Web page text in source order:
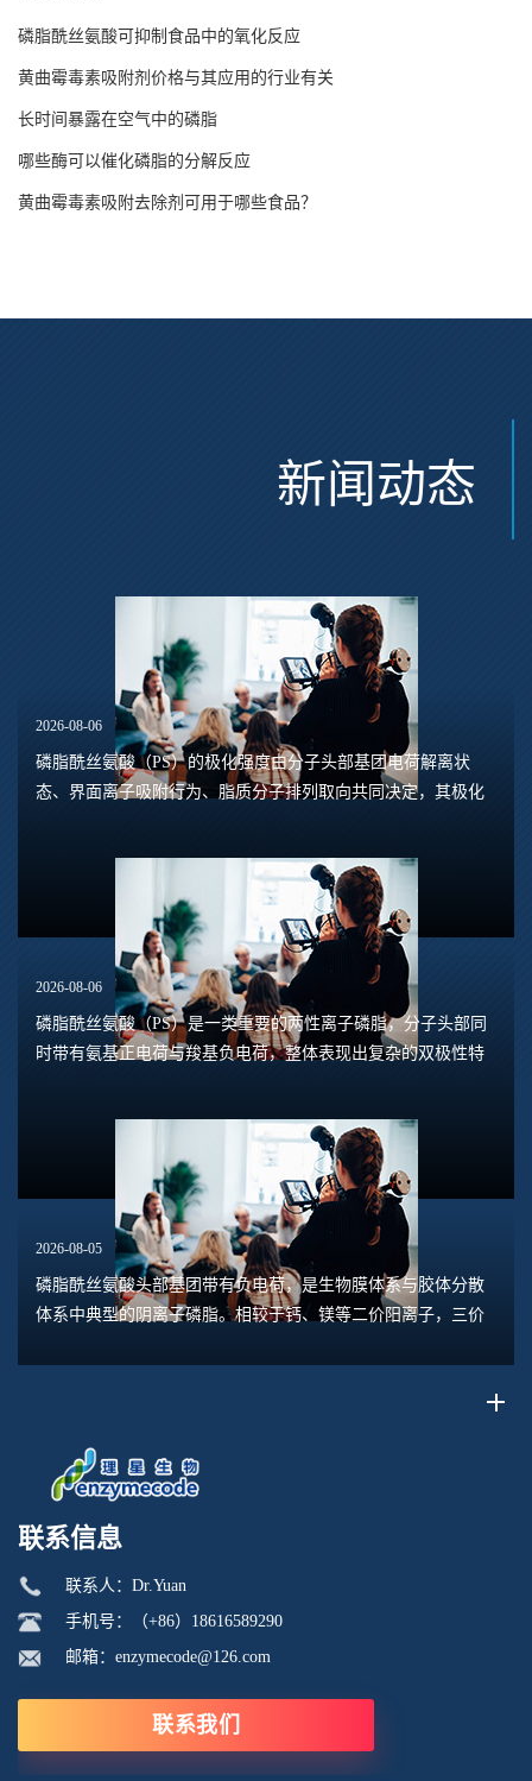
磷脂酰丝氨酸可抑制食品中的氧化反应
黄曲霉毒素吸附剂价格与其应用的行业有关
长时间暴露在空气中的磷脂
哪些酶可以催化磷脂的分解反应
黄曲霉毒素吸附去除剂可用于哪些食品？
新闻动态
2026-08-06
磷脂酰丝氨酸（PS）的极化强度由分子头部基团电荷解离状
态、界面离子吸附行为、脂质分子排列取向共同决定，其极化
2026-08-06
磷脂酰丝氨酸（PS）是一类重要的两性离子磷脂，分子头部同
时带有氨基正电荷与羧基负电荷，整体表现出复杂的双极性特
2026-08-05
磷脂酰丝氨酸头部基团带有负电荷，是生物膜体系与胶体分散
体系中典型的阴离子磷脂。相较于钙、镁等二价阳离子，三价
联系信息
联系人：Dr.Yuan
手机号：（+86）18616589290
邮箱：enzymecode@126.com
联系我们